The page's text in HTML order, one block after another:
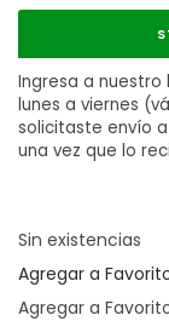
Ingresa a nuestro
lunes a viernes
solicitaste envío
una vez que lo
Sin existencias
Agregar a
Agregar a